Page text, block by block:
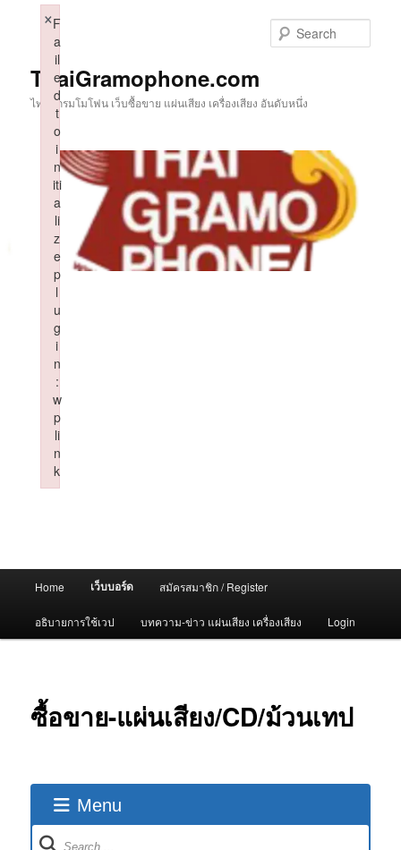
ThaiGramophone.com
ไทยแกรมโมโฟน เว็บซื้อขาย แผ่นเสียง เครื่องเสียง อันดับหนึ่ง
Home เว็บบอร์ด สมัครสมาชิก / Register
อธิบายการใช้เวป บทความ-ข่าว แผ่นเสียง เครื่องเสียง Login
ซื้อขาย-แผ่นเสียง/CD/ม้วนเทป
Menu
Forum
F
a
il
e
d
t
o
i
n
iti
a
li
z
e
p
l
u
g
i
n
:
w
p
li
n
k
×
Failed to initialize plugin: wplink